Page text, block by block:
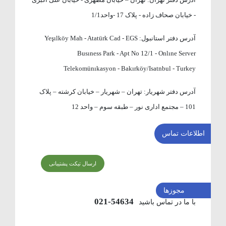
- خیابان صحاف زاده - پلاک 17 -واحد1/1
آدرس دفتر استانبول: Yeşılköy Mah - Atatürk Cad - EGS
Busıness Park - Apt No 12/1 - Onlıne Server
Telekomünıkasyon - Bakırköy/Isatnbul - Turkey
آدرس دفتر شهریار:تهران – شهریار – خیابان کرشته – پلاک
101 – مجتمع اداری نور – طبقه سوم – واحد 12
اطلاعات تماس
ارسال تیکت پشتیبانی
با ما در تماس باشید 54634-021
مجوزها